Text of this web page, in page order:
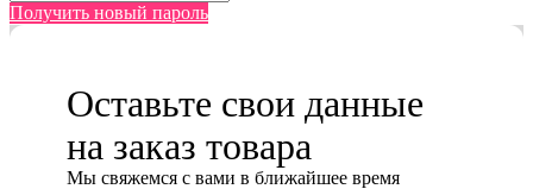
Получить новый пароль
Оставьте свои данные
на заказ товара
Мы cвяжемся с вами в ближайшее время